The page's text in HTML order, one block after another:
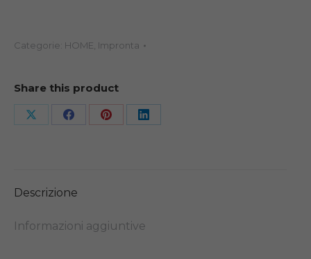
Categorie: HOME Impronta
Share this product
Share
Share Share Share
Descrizione
Informazioni aggiuntive